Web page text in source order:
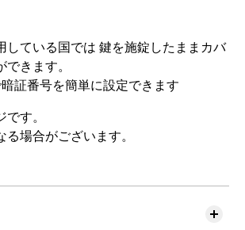
している国では 鍵を施錠したままカバ
できます。
証番号を簡単に設定できます
す。
場合がございます。